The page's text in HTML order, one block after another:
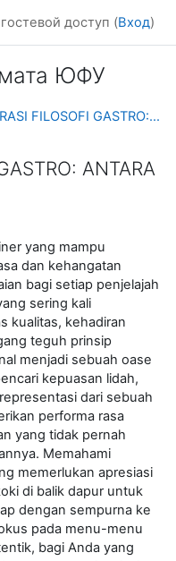
доступ (Вход)
ЮФУ
EKSPLORASI FILOSOFI GASTRO: ANTARA INTEGRITAS RASA
ANTARA
yang mampu
dan kehangatan
bagi setiap penjelajah
sering kali
kualitas, kehadiran
teguh prinsip
menjadi sebuah oase
kepuasan lidah,
dari sebuah
performa rasa
yang tidak pernah
Memahami
memerlukan apresiasi
di balik dapur untuk
dengan sempurna ke
pada menu-menu
bagi Anda yang